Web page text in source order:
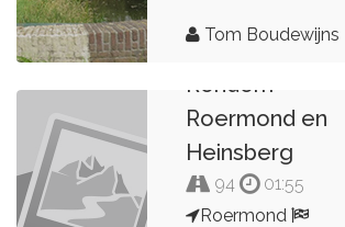
Tom Boudewijns
Rondom
Roermond en
Heinsberg
94
01:55
Roermond